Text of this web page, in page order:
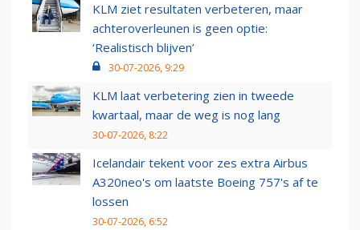
KLM ziet resultaten verbeteren, maar
achteroverleunen is geen optie:
‘Realistisch blijven’
30-07-2026, 9:29
KLM laat verbetering zien in tweede
kwartaal, maar de weg is nog lang
30-07-2026, 8:22
Icelandair tekent voor zes extra Airbus
A320neo's om laatste Boeing 757's af te
lossen
30-07-2026, 6:52